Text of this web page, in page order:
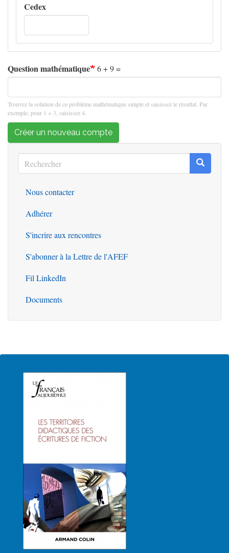
Cedex
Question mathématique 6 + 9 =
Trouvez la solution de ce problème mathématique simple et saisissez le résultat. Par
exemple, pour 1 + 3, saisissez 4.
Créer un nouveau compte
Rechercher
Rechercher
Outils
Nous contacter
Adhérer
S'incrire aux rencontres
S'abonner à la Lettre de l'AFEF
Fil LinkedIn
Documents